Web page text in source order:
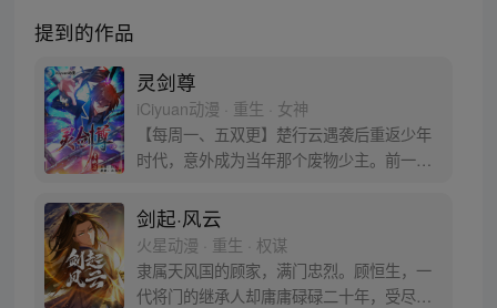
提到的作品
灵剑尊
iCiyuan动漫 · 重生 · 女神
【每周一、五双更】楚行云遇袭后重返少年
时代，意外成为当年那个废物少主。前一
世的遗憾，今生，一定要弥补。待到灵剑长
啸之时，天地三界，我为至尊！ 且看废物少
主如何闯荡大陆、遭奇遇，成为叱咤风云的
至尊天帝。（漫画粉丝群：534222491）
剑起·风云
火星动漫 · 重生 · 权谋
隶属天风国的顾家，满门忠烈。顾恒生，一
代将门的继承人却庸庸碌碌二十年，受尽无